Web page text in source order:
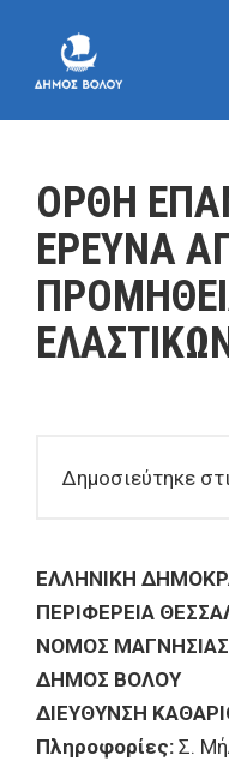
ΟΡΘΗ
ΕΡΕΥΝΑ
Δημοσιεύτηκε
ΕΛΛΗΝΙΚΗ
ΠΕΡΙΦΕΡΕΙΑ
ΝΟΜΟΣ ΜΑΓΝΗΣΙΑΣ
ΔΗΜΟΣ ΒΟΛΟΥ
ΔΙΕΥΘΥΝΣΗ
Πληροφορίες: Σ.